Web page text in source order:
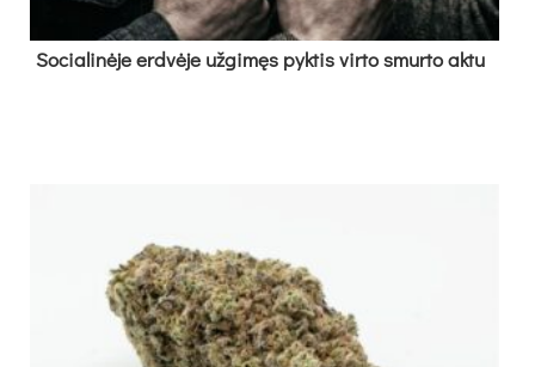
So­cia­li­nė­je erd­vė­je už­gi­męs pyk­tis vir­to smur­to ak­tu